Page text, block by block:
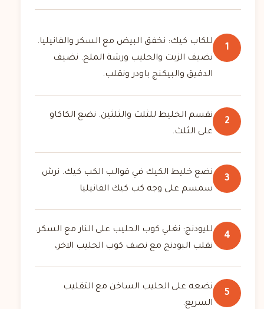
1
للكاب كيك: نخفق البيض مع السكر والفانيليا.
نضيف الزيت والحليب ورشة الملح. نضيف
الدقيق والبيكنج باودر ونقلب.
2
نقسم الخليط للثلث والثلثين. نضع الكاكاو
على الثلث.
3
نضع خليط الكيك في قوالب الكب كيك. نرش
سمسم على وجه كب كيك الفانيليا
4
لليودنج: نغلي كوب الحليب على النار مع السكر.
نقلب البودنج مع نصف كوب الحليب الاخر،
5
نضعه على الحليب الساخن مع التقليب
السريع.